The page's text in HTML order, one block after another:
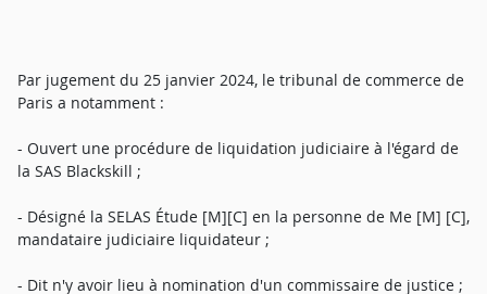
Par jugement du 25 janvier 2024, le tribunal de commerce de
Paris a notamment :
- Ouvert une procédure de liquidation judiciaire à l'égard de
la SAS Blackskill ;
- Désigné la SELAS Étude [M][C] en la personne de Me [M] [C],
mandataire judiciaire liquidateur ;
- Dit n'y avoir lieu à nomination d'un commissaire de justice ;